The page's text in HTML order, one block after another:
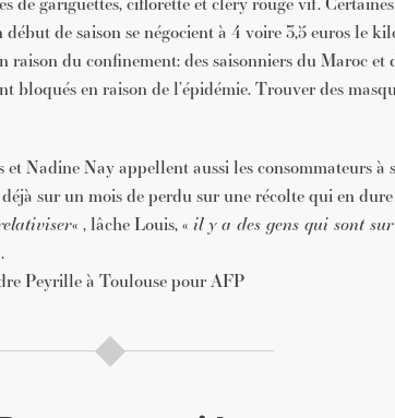
de saison se négocient à 4 voire 3,5 euros le
raison du confinement: des saisonniers du Maroc et
bloqués en raison de l’épidémie. Trouver des
Nadine Nay appellent aussi les consommateurs à
sur un mois de perdu sur une récolte qui en
« , lâche Louis, « il y a des gens qui sont
Peyrille à Toulouse pour AFP